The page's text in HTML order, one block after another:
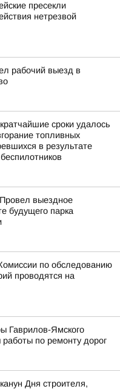
пресекли
нетрезвой
рабочий выезд в
сроки удалось
топливных
в результате
выездное
будущего парка
по обследованию
проводятся на
Гаврилов-Ямского
по ремонту дорог
Дня строителя,